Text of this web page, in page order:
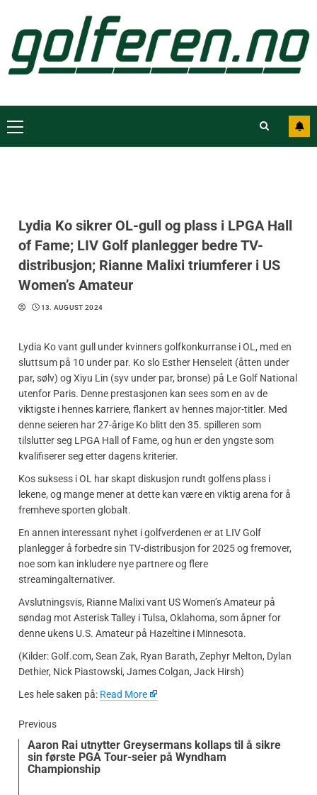
Lydia Ko sikrer OL-gull og plass i LPGA Hall
of Fame; LIV Golf planlegger bedre TV-
distribusjon; Rianne Malixi triumferer i US
Women’s Amateur
13. AUGUST 2024
Lydia Ko vant gull under kvinners golfkonkurranse i OL, med en
sluttsum på 10 under par. Ko slo Esther Henseleit (åtten under
par, sølv) og Xiyu Lin (syv under par, bronse) på Le Golf National
utenfor Paris. Denne prestasjonen kan sees som en av de
viktigste i hennes karriere, flankert av hennes major-titler. Med
denne seieren har 27-årige Ko blitt den 35. spilleren som
tilslutter seg LPGA Hall of Fame, og hun er den yngste som
kvalifiserer seg etter dagens kriterier.
Kos suksess i OL har skapt diskusjon rundt golfens plass i
lekene, og mange mener at dette kan være en viktig arena for å
fremheve sporten globalt.
En annen interessant nyhet i golfverdenen er at LIV Golf
planlegger å forbedre sin TV-distribusjon for 2025 og fremover,
noe som kan inkludere nye partnere og flere
streamingalternativer.
Avslutningsvis, Rianne Malixi vant US Women’s Amateur på
søndag mot Asterisk Talley i Tulsa, Oklahoma, som åpner for
denne ukens U.S. Amateur på Hazeltine i Minnesota.
(Kilder: Golf.com, Sean Zak, Ryan Barath, Zephyr Melton, Dylan
Dethier, Nick Piastowski, James Colgan, Jack Hirsh)
​Les hele saken på: Read More
Previous
Aaron Rai utnytter Greysermans kollaps til å sikre
sin første PGA Tour-seier på Wyndham
Championship